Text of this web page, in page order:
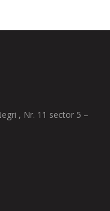
, Nr. 11 sector 5 –